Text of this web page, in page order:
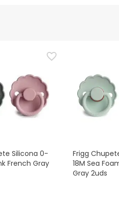
Silicona 0-
French Gray
Frigg
18M Sea
Gray 2uds